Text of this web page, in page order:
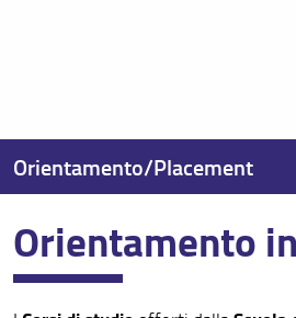
Orientamento
Orientamento/Placement
Orientamento e Tutorato
in ingresso